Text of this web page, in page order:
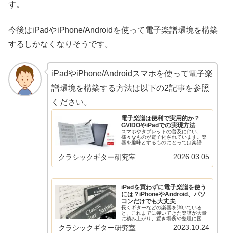
す。
今後はiPadやiPhone/Androidを使って電子楽譜環境を構築
するしかなくなりそうです。
iPadやiPhone/Androidスマホを使って電子楽
譜環境を構築する方法は以下の2記事を参照
ください。
電子楽譜は便利で実用的か？
GVIDOやiPadでの実現方法
スマホやタブレットの普及に伴い、
様々なものが電子化されています。楽
器を趣味とするものにとっては楽譜も
事情はどのようになっていて、すでに
実用的なのでしょうか？本サイトの電
クラシックギター研究室 2026.03.05
iPadを買わずに電子楽譜を使う
には？iPhoneやAndroid、パソ
コンだけでも大丈夫
長くギターなどの楽器を弾いている
と、これまでに弾いてきた楽譜が大量
に積み上がり、置き場所や整理に困っ
ているという人も多いかと思います。
そんな人におすすめなのが電子楽譜で
クラシックギター研究室 2023.10.24